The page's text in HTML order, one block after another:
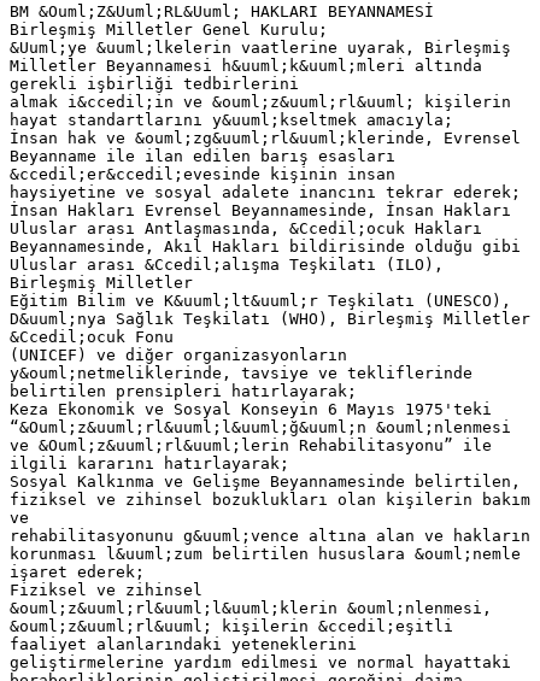
BM &Ouml;Z&Uuml;RL&Uuml; HAKLARI BEYANNAMESİ
Birleşmiş Milletler Genel Kurulu;
&Uuml;ye &uuml;lkelerin vaatlerine uyarak, Birleşmiş
Milletler Beyannamesi h&uuml;k&uuml;mleri altında
gerekli işbirliği tedbirlerini
almak i&ccedil;in ve &ouml;z&uuml;rl&uuml; kişilerin
hayat standartlarını y&uuml;kseltmek amacıyla;
İnsan hak ve &ouml;zg&uuml;rl&uuml;klerinde, Evrensel
Beyanname ile ilan edilen barış esasları
&ccedil;er&ccedil;evesinde kişinin insan
haysiyetine ve sosyal adalete inancını tekrar ederek;
İnsan Hakları Evrensel Beyannamesinde, İnsan Hakları
Uluslar arası Antlaşmasında, &Ccedil;ocuk Hakları
Beyannamesinde, Akıl Hakları bildirisinde olduğu gibi
Uluslar arası &Ccedil;alışma Teşkilatı (ILO),
Birleşmiş Milletler
Eğitim Bilim ve K&uuml;lt&uuml;r Teşkilatı (UNESCO),
D&uuml;nya Sağlık Teşkilatı (WHO), Birleşmiş Milletler
&Ccedil;ocuk Fonu
(UNICEF) ve diğer organizasyonların
y&ouml;netmeliklerinde, tavsiye ve tekliflerinde
belirtilen prensipleri hatırlayarak;
Keza Ekonomik ve Sosyal Konseyin 6 Mayıs 1975'teki
“&Ouml;z&uuml;rl&uuml;l&uuml;ğ&uuml;n &ouml;nlenmesi
ve &Ouml;z&uuml;rl&uuml;lerin Rehabilitasyonu” ile
ilgili kararını hatırlayarak;
Sosyal Kalkınma ve Gelişme Beyannamesinde belirtilen,
fiziksel ve zihinsel bozuklukları olan kişilerin bakım
ve
rehabilitasyonunu g&uuml;vence altına alan ve hakların
korunması l&uuml;zum belirtilen hususlara &ouml;nemle
işaret ederek;
Fiziksel ve zihinsel
&ouml;z&uuml;rl&uuml;l&uuml;klerin &ouml;nlenmesi,
&ouml;z&uuml;rl&uuml; kişilerin &ccedil;eşitli
faaliyet alanlarındaki yeteneklerini
geliştirmelerine yardım edilmesi ve normal hayattaki